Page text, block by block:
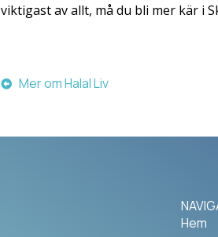
viktigast av allt, må du bli mer kär i
Mer om Halal Liv
Hem